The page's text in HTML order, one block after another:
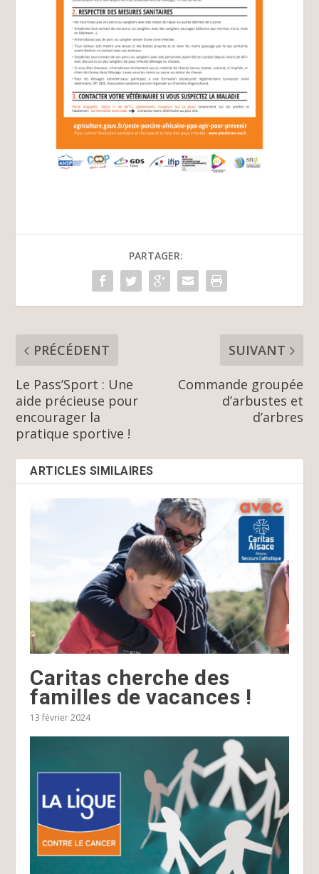
PARTAGER:
PRÉCÉDENT
Le Pass’Sport : Une
aide précieuse pour
encourager la
pratique sportive !
SUIVANT
Commande groupée
d’arbustes et
d’arbres
ARTICLES SIMILAIRES
Caritas cherche des
familles de vacances !
13 février 2024